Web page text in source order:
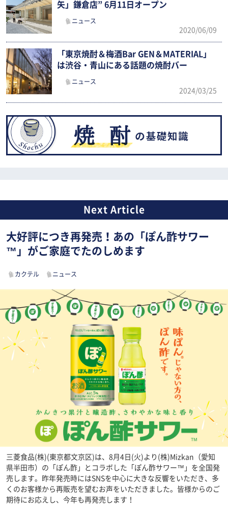
矢」鎌倉店” 6月11日オープン
ニュース
2020/06/09
「東京焼酎＆梅酒Bar GEN＆MATERIAL」
は渋谷・青山にある話題の焼酎バー
ニュース
2024/03/25
大好評につき再発売！あの「ぽん酢サワー
™」がご家庭でたのしめます
カクテル ニュース
三菱食品(株)(東京都文京区)は、8月4日(火)より(株)Mizkan（愛知
県半田市）の「ぽん酢」とコラボした「ぽん酢サワー™」を全国発
売します。昨年発売時にはSNSを中心に大きな反響をいただき、多
くのお客様から再販売を望むお声をいただきました。皆様からのご
期待にお応えし、今年も再発売します！